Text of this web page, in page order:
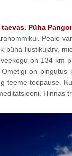
Püha
Peale
püha liustikujärv,
on 134 km
on pingutus
teeme teepause.